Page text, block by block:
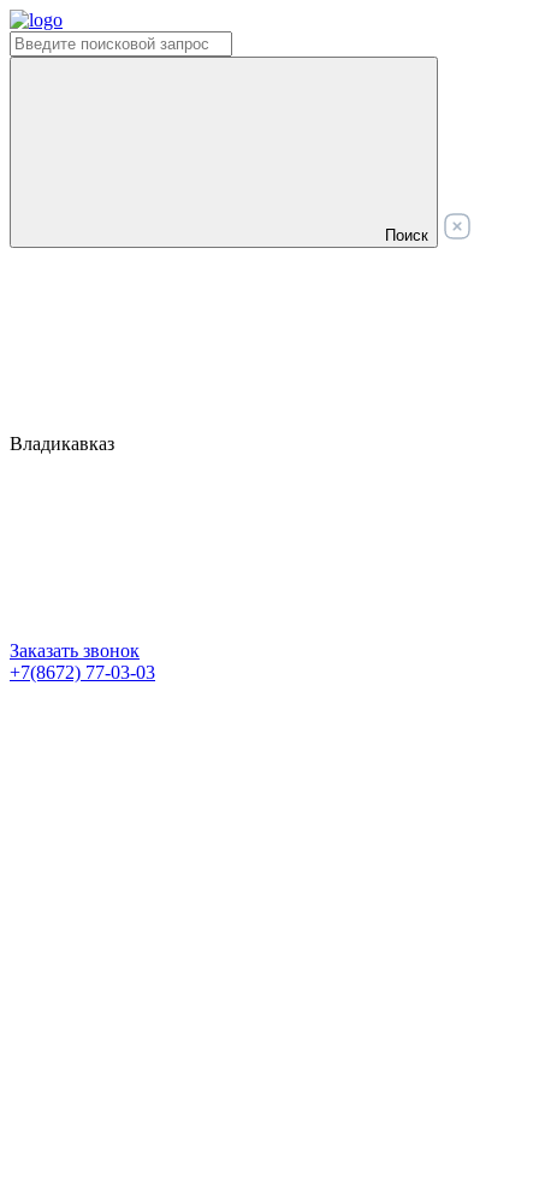
Поиск
Владикавказ
Заказать звонок
+7(8672) 77-03-03